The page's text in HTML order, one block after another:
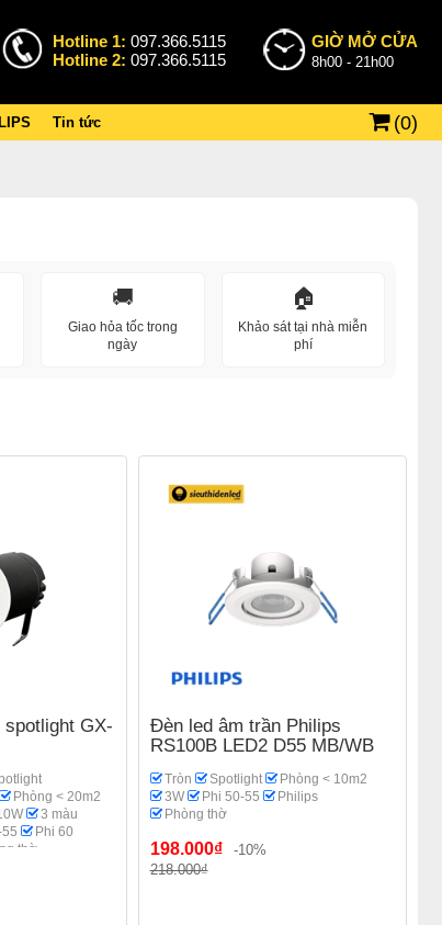
Hotline 1: 097.366.5115
Hotline 2: 097.366.5115
GIỜ MỞ CỬA
8h00 - 21h00
Tin tức (0)
🚚
Giao hỏa tốc trong
ngày
🏠
Khảo sát tại nhà miễn
phí
GX-
Phòng < 20m2
3 màu
Phi 60
thờ
Đèn led âm trần Philips
RS100B LED2 D55 MB/WB
Tròn Spotlight
Phòng < 10m2
3W
Phi 50-55
Philips
Phòng thờ
198.000₫
-10%
218.000₫